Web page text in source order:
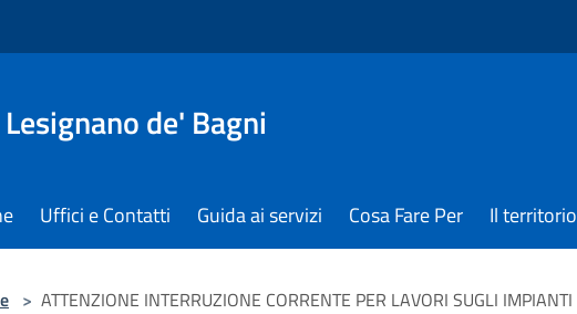
de' Bagni
Uffici e Contatti Guida ai servizi Cosa Fare Per Il territorio
> ATTENZIONE INTERRUZIONE CORRENTE PER LAVORI SUGLI IMPIANTI